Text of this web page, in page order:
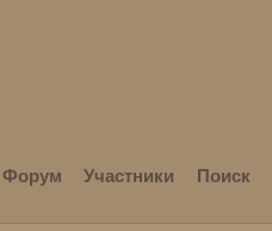
Форум Участники Поиск